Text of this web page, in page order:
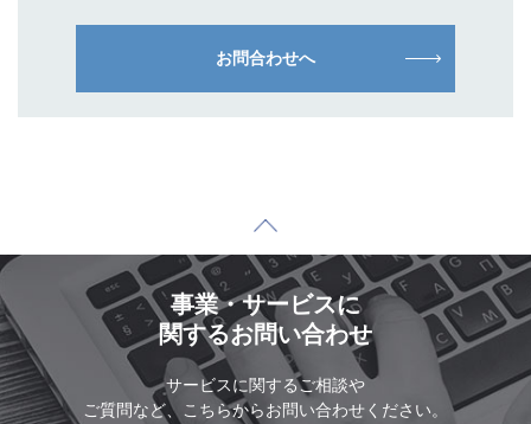
お問合わせへ
事業・サービスに
関するお問い合わせ
サービスに関するご相談や
ご質問など、こちらからお問い合わせください。